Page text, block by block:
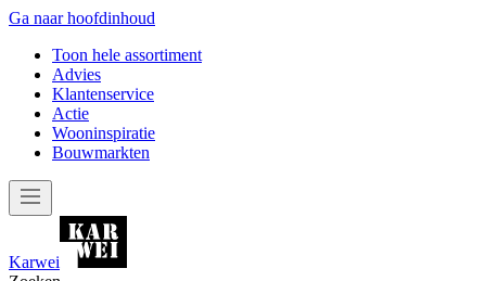
Ga naar hoofdinhoud
Toon hele assortiment
Advies
Klantenservice
Actie
Wooninspiratie
Bouwmarkten
Karwei